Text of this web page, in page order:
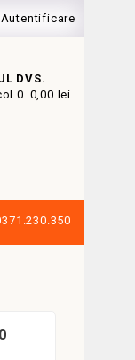
Autentificare
DVS.
0 0,00 lei